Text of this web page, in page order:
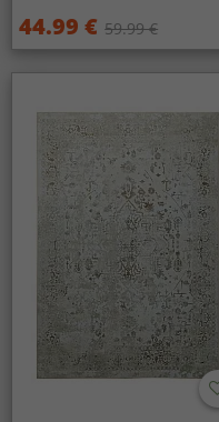
44.99 € 59.99 €